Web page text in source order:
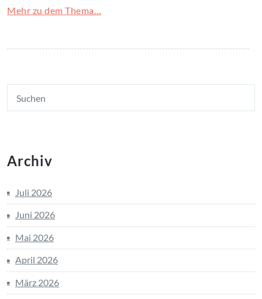
Mehr zu dem Thema…
Archiv
Juli 2026
Juni 2026
Mai 2026
April 2026
März 2026